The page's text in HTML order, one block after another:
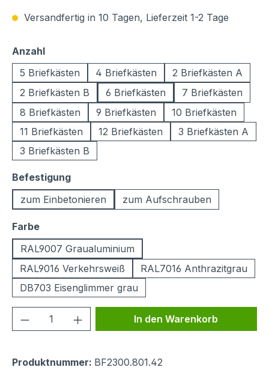
Versandfertig in 10 Tagen, Lieferzeit 1-2 Tage
Anzahlauswählen
5 Briefkästen
4 Briefkästen
2 Briefkästen A
2 Briefkästen B
6 Briefkästen
7 Briefkästen
8 Briefkästen
9 Briefkästen
10 Briefkästen
11 Briefkästen
12 Briefkästen
3 Briefkästen A
3 Briefkästen B
Befestigungauswählen
zum Einbetonieren
zum Aufschrauben
Farbeauswählen
RAL9007 Graualuminium
RAL9016 Verkehrsweiß
RAL7016 Anthrazitgrau
DB703 Eisenglimmer grau
Produkt Anzahl: Gib denIn den Warenkorb
Produktnummer: BF2300.801.42